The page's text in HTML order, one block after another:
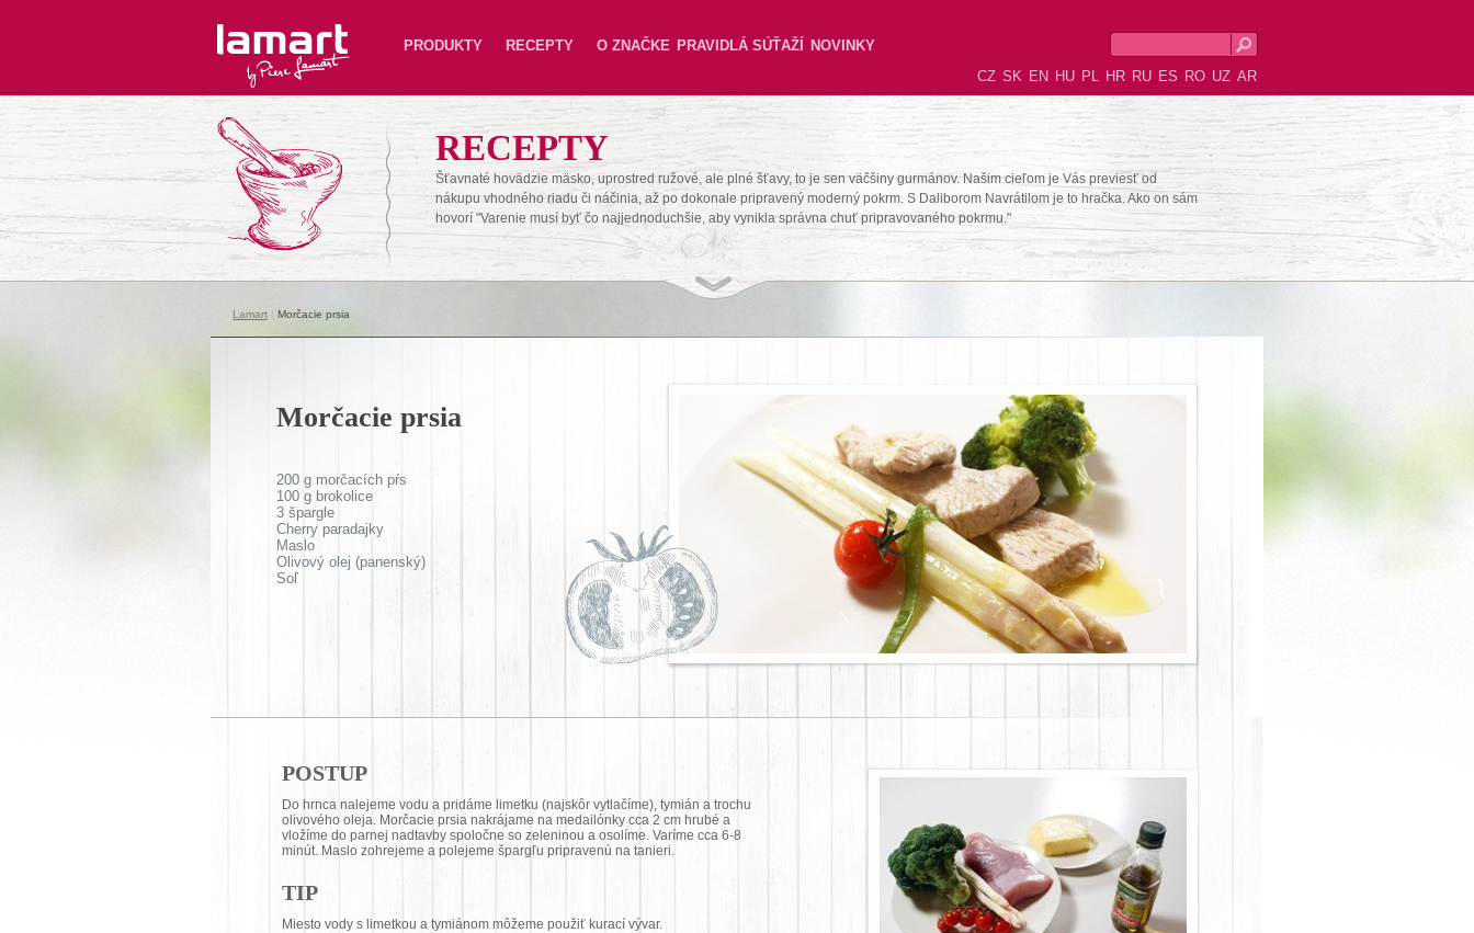
Lamart PRODUKTY RECEPTY O ZNAČKE PRAVIDLÁ SÚŤAŽÍ
NOVINKY
CZ SK EN HU PL HR RU ES RO UZ AR
RECEPTY
Šťavnaté hovädzie mäsko, uprostred ružové, ale plné šťavy, to je sen väčšiny gurmánov. Našim cieľom je Vás previesť od
nákupu vhodného riadu či náčinia, až po dokonale pripravený moderný pokrm. S Daliborom Navrátilom je to hračka. Ako on sám
hovorí "Varenie musí byť čo najjednoduchšie, aby vynikla správna chuť pripravovaného pokrmu."
Lamart Morčacie prsia
Morčacie prsia
200 g morčacích pŕs
100 g brokolice
3 špargle
Cherry paradajky
Maslo
Olivový olej (panenský)
Soľ
POSTUP
Do hrnca nalejeme vodu a pridáme limetku (najskôr vytlačíme), tymián a trochu
olivového oleja. Morčacie prsia nakrájame na medailónky cca 2 cm hrubé a
vložíme do parnej nadtavby spoločne so zeleninou a osolíme. Varíme cca 6-8
minút. Maslo zohrejeme a polejeme špargľu pripravenú na tanieri.
TIP
Miesto vody s limetkou a tymiánom môžeme použiť kurací vývar.